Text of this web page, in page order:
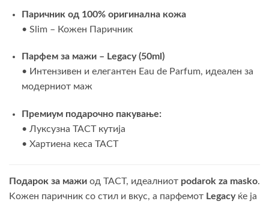
Паричник од 100% оригинална кожа
• Slim – Кожен Паричник
Парфем за мажи – Legacy (50ml)
• Интензивен и елегантен Eau de Parfum, идеален за
модерниот маж
Премиум подарочно пакување:
• Луксузна TACT кутија
• Хартиена кеса TACT
Подарок за мажи од TACT, идеалниот podarok za masko.
Kожен паричник сo стил и вкус, а парфемот Legacyќе ја